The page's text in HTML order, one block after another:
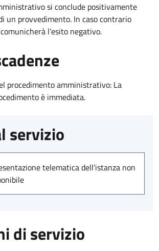
si conclude positivamente
un provvedimento. In caso contrario
l’esito negativo.
procedimento amministrativo: La
è immediata.
servizio
telematica dell'istanza non
di servizio